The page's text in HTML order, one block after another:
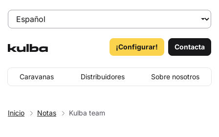
Caravanas Distribuidores Sobre nosotros
¡Configurar! Contacta
Inicio Notas Kulba team